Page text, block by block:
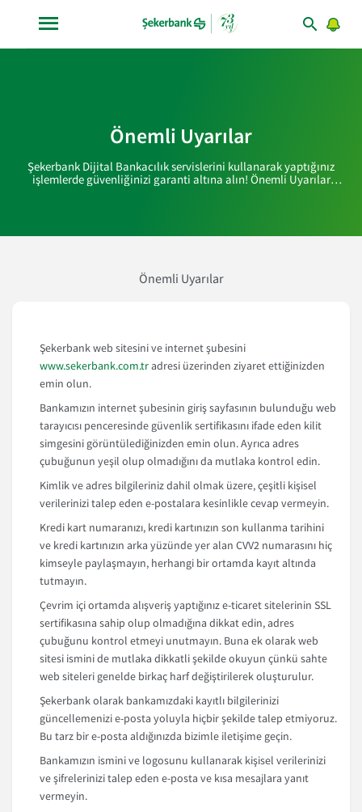
Önemli Uyarılar
Şekerbank Dijital Bankacılık servislerini kullanarak yaptığınız
işlemlerde güvenliğinizi garanti altına alın! Önemli Uyarılar
Önemli Uyarılar
Şekerbank web sitesini ve internet şubesini
www.sekerbank.com.tradresi üzerinden ziyaret ettiğinizden
emin olun.
Bankamızın internet şubesinin giriş sayfasının bulunduğu web
tarayıcısı penceresinde güvenlik sertifikasını ifade eden kilit
simgesini görüntülediğinizden emin olun. Ayrıca adres
çubuğunun yeşil olup olmadığını da mutlaka kontrol edin.
Kimlik ve adres bilgileriniz dahil olmak üzere, çeşitli kişisel
verilerinizi talep eden e-postalara kesinlikle cevap vermeyin.
Kredi kart numaranızı, kredi kartınızın son kullanma tarihini
ve kredi kartınızın arka yüzünde yer alan CVV2 numarasını hiç
kimseyle paylaşmayın, herhangi bir ortamda kayıt altında
tutmayın.
Çevrim içi ortamda alışveriş yaptığınız e-ticaret sitelerinin SSL
sertifikasına sahip olup olmadığına dikkat edin, adres
çubuğunu kontrol etmeyi unutmayın. Buna ek olarak web
sitesi ismini de mutlaka dikkatli şekilde okuyun çünkü sahte
web siteleri genelde birkaç harf değiştirilerek oluşturulur.
Şekerbank olarak bankamızdaki kayıtlı bilgilerinizi
güncellemenizi e-posta yoluyla hiçbir şekilde talep etmiyoruz.
Bu tarz bir e-posta aldığınızda bizimle iletişime geçin.
Bankamızın ismini ve logosunu kullanarak kişisel verilerinizi
ve şifrelerinizi talep eden e-posta ve kısa mesajlara yanıt
vermeyin.